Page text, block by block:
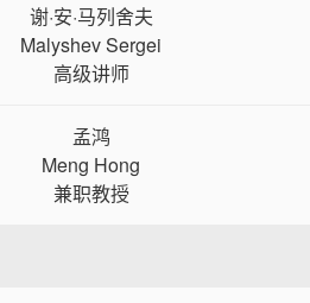
谢·安·马列舍夫
Malyshev Sergei
高级讲师
孟鸿
Meng Hong
兼职教授